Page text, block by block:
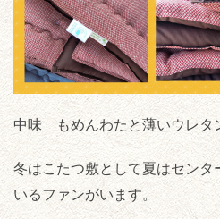
中味 もめんわたと薄いウレタ
冬はこたつ敷として夏はセンタ
いるファンがいます。